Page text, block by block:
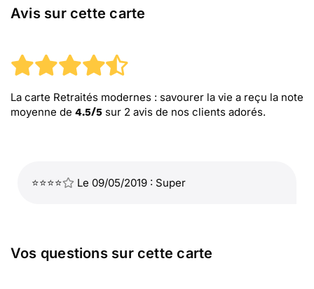
Avis sur cette carte
La carte Retraités modernes : savourer la vie a reçu la note
moyenne de 4.5/5 sur 2 avis de nos clients adorés.
⭐⭐⭐⭐ Le 09/05/2019 : Super
Vos questions sur cette carte